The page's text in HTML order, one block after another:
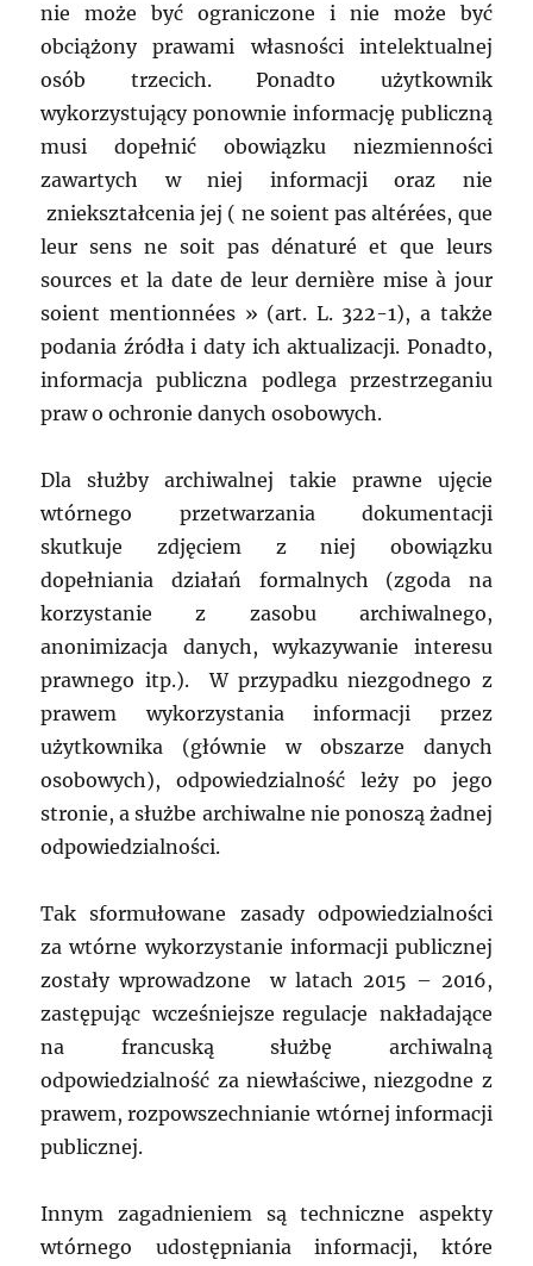
nie może być ograniczone i nie może być
obciążony prawami własności intelektualnej
osób trzecich. Ponadto użytkownik
wykorzystujący ponownie informację publiczną
musi dopełnić obowiązku niezmienności
zawartych w niej informacji oraz nie
zniekształcenia jej ( ne soient pas altérées, que
leur sens ne soit pas dénaturé et que leurs
sources et la date de leur dernière mise à jour
soient mentionnées » (art. L. 322-1), a także
podania źródła i daty ich aktualizacji. Ponadto,
informacja publiczna podlega przestrzeganiu
praw o ochronie danych osobowych.
Dla służby archiwalnej takie prawne ujęcie
wtórnego przetwarzania dokumentacji
skutkuje zdjęciem z niej obowiązku
dopełniania działań formalnych (zgoda na
korzystanie z zasobu archiwalnego,
anonimizacja danych, wykazywanie interesu
prawnego itp.). W przypadku niezgodnego z
prawem wykorzystania informacji przez
użytkownika (głównie w obszarze danych
osobowych), odpowiedzialność leży po jego
stronie, a służbe archiwalne nie ponoszą żadnej
odpowiedzialności.
Tak sformułowane zasady odpowiedzialności
za wtórne wykorzystanie informacji publicznej
zostały wprowadzone w latach 2015 – 2016,
zastępując wcześniejsze regulacje nakładające
na francuską służbę archiwalną
odpowiedzialność za niewłaściwe, niezgodne z
prawem, rozpowszechnianie wtórnej informacji
publicznej.
Innym zagadnieniem są techniczne aspekty
wtórnego udostępniania informacji, które